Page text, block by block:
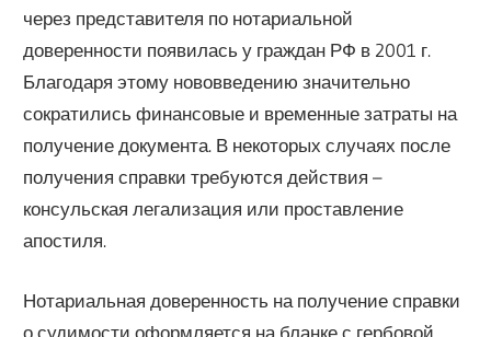
через представителя по нотариальной
доверенности появилась у граждан РФ в 2001 г.
Благодаря этому нововведению значительно
сократились финансовые и временные затраты на
получение документа. В некоторых случаях после
получения справки требуются действия –
консульская легализация или проставление
апостиля.
Нотариальная доверенность на получение справки
о судимости оформляется на бланке с гербовой